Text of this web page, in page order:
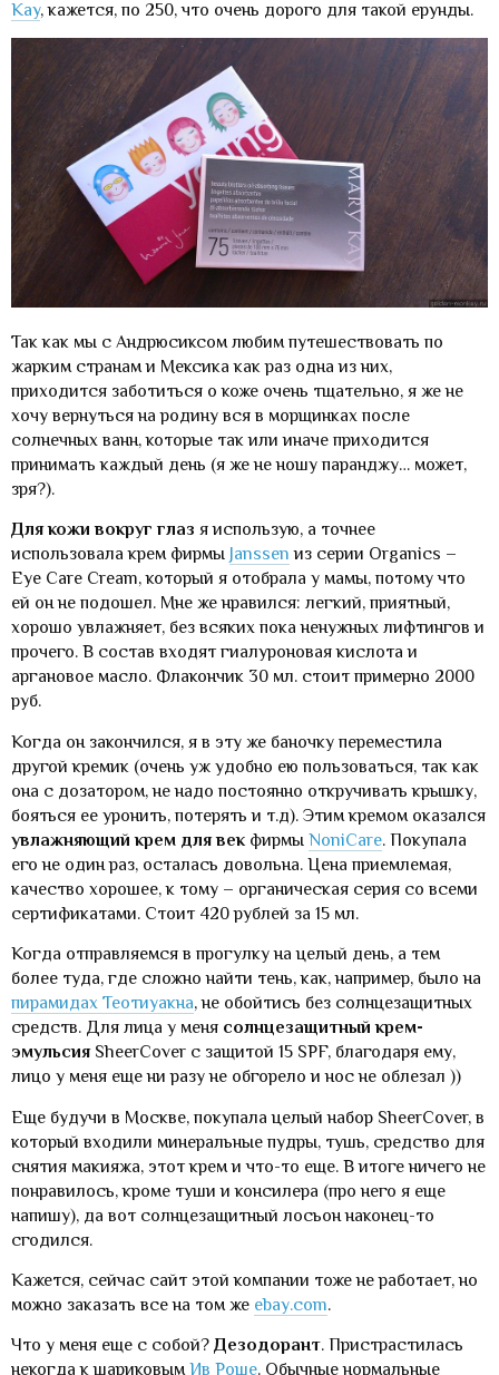
Kay, кажется, по 250, что очень дорого для такой ерунды.
Так как мы с Андрюсиксом любим путешествовать по
жарким странам и Мексика как раз одна из них,
приходится заботиться о коже очень тщательно, я же не
хочу вернуться на родину вся в морщинках после
солнечных ванн, которые так или иначе приходится
принимать каждый день (я же не ношу паранджу… может,
зря?).
Для кожи вокруг глаз я использую, а точнее
использовала крем фирмы Janssen из серии Organics –
Eye Care Cream, который я отобрала у мамы, потому что
ей он не подошел. Мне же нравился: легкий, приятный,
хорошо увлажняет, без всяких пока ненужных лифтингов и
прочего. В состав входят гиалуроновая кислота и
аргановое масло. Флакончик 30 мл. стоит примерно 2000
руб.
Когда он закончился, я в эту же баночку переместила
другой кремик (очень уж удобно ею пользоваться, так как
она с дозатором, не надо постоянно откручивать крышку,
бояться ее уронить, потерять и т.д). Этим кремом оказался
увлажняющий крем для век фирмы NoniCare. Покупала
его не один раз, осталась довольна. Цена приемлемая,
качество хорошее, к тому – органическая серия со всеми
сертификатами. Стоит 420 рублей за 15 мл.
Когда отправляемся в прогулку на целый день, а тем
более туда, где сложно найти тень, как, например, было на
пирамидах Теотиуакна, не обойтись без солнцезащитных
средств. Для лица у меня солнцезащитный крем-
эмульсия SheerCover c защитой 15 SPF, благодаря ему,
лицо у меня еще ни разу не обгорело и нос не облезал ))
Еще будучи в Москве, покупала целый набор SheerCover, в
который входили минеральные пудры, тушь, средство для
снятия макияжа, этот крем и что-то еще. В итоге ничего не
понравилось, кроме туши и консилера (про него я еще
напишу), да вот солнцезащитный лосьон наконец-то
сгодился.
Кажется, сейчас сайт этой компании тоже не работает, но
можно заказать все на том же ebay.com.
Что у меня еще с собой? Дезодорант. Пристрастилась
некогда к шариковымИв Роше. Обычные нормальные